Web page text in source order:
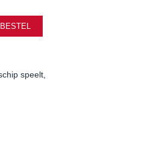
BESTEL
speelt,